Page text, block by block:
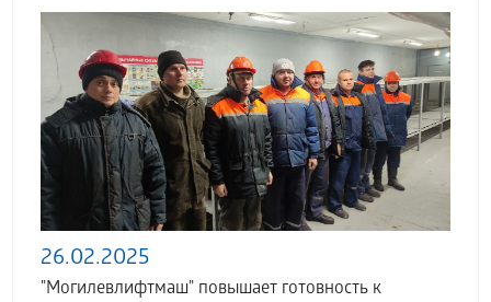
26.02.2025
"Могилевлифтмаш" повышает готовность к